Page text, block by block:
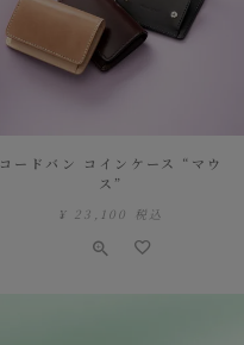
コードバン コインケース “マウ
ス”
¥ 23,100 税込